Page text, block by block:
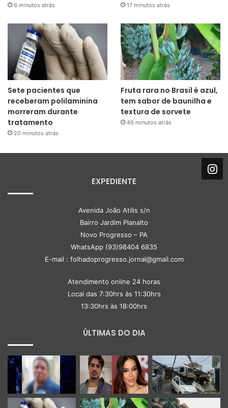
6 minutos atrás 17 minutos atrás
Sete pacientes que
receberam polilaminina
morreram durante
tratamento
20 minutos atrás
Fruta rara no Brasil é azul,
tem sabor de baunilha e
textura de sorvete
46 minutos atrás
EXPEDIENTE
Avenida João Atilis s/n
Bairro Jardim Planalto
Novo Progresso – PA
WhatsApp (93)98404 6835
E-mail : folhadoprogresso.jornal@gmail.com
Atendimento online 24 horas
Local das 7:30hrs às 11:30hrs
13:30hrs às 18:00hrs
ÚLTIMAS DO DIA